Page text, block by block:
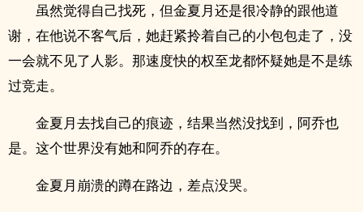
虽然觉得自己找死，但金夏月还是很冷静的跟他道
谢，在他说不客气后，她赶紧拎着自己的小包包走了，没
一会就不见了人影。那速度快的权至龙都怀疑她是不是练
过竞走。
金夏月去找自己的痕迹，结果当然没找到，阿乔也
是。这个世界没有她和阿乔的存在。
金夏月崩溃的蹲在路边，差点没哭。